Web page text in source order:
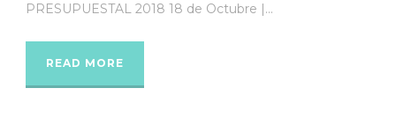
PRESUPUESTAL 2018 18 de Octubre |...
READ MORE